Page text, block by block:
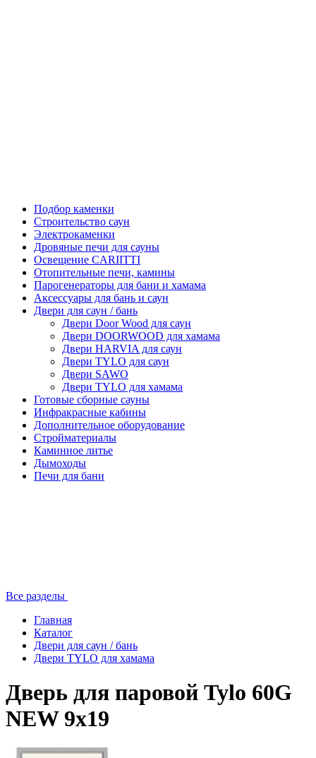
Подбор каменки
Строительство саун
Электрокаменки
Дровяные печи для сауны
Освещение CARIITTI
Отопительные печи, камины
Парогенераторы для бани и хамама
Аксессуары для бань и саун
Двери для саун / бань
Двери Door Wood для саун
Двери DOORWOOD для хамама
Двери HARVIA для саун
Двери TYLO для саун
Двери SAWO
Двери TYLO для хамама
Готовые сборные сауны
Инфракрасные кабины
Дополнительное оборудование
Стройматериалы
Каминное литье
Дымоходы
Печи для бани
Все разделы
Главная
Каталог
Двери для саун / бань
Двери TYLO для хамама
Дверь для паровой Tylo 60G
NEW 9х19